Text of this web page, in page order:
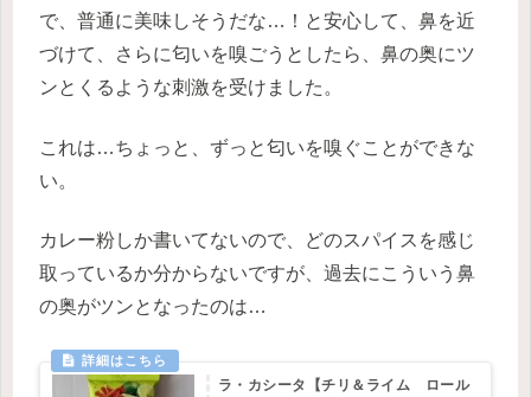
で、普通に美味しそうだな…！と安心して、鼻を近
づけて、さらに匂いを嗅ごうとしたら、鼻の奥にツ
ンとくるような刺激を受けました。
これは…ちょっと、ずっと匂いを嗅ぐことができな
い。
カレー粉しか書いてないので、どのスパイスを感じ
取っているか分からないですが、過去にこういう鼻
の奥がツンとなったのは…
ラ・カシータ【チリ＆ライム ロール